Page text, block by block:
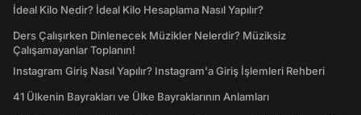
İdeal Kilo Nedir? İdeal Kilo Hesaplama Nasıl Yapılır?
Ders Çalışırken Dinlenecek Müzikler Nelerdir? Müziksiz
Çalışamayanlar Toplanın!
Instagram Giriş Nasıl Yapılır? Instagram'a Giriş İşlemleri Rehberi
41 Ülkenin Bayrakları ve Ülke Bayraklarının Anlamları